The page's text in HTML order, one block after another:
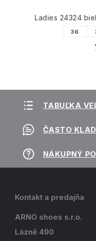
Ladies 24324
36
TABUĽKA
ČASTO
NÁKUPNÝ
Kontakt a predajňa
ARNO shoes s.r.o.
Lázně 490